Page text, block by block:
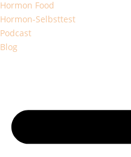
Hormon Food
Hormon-Selbsttest
Podcast
Blog